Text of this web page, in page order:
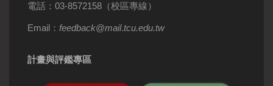
電話：03-8572158（校區專線）
Email： feedback@mail.tcu.edu.tw
計畫與評鑑專區